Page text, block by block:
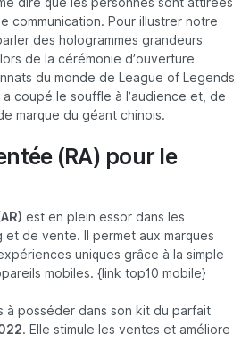
communication. Pour illustrer notre
des hologrammes grandeurs
de la cérémonie d’ouverture
du monde de League of Legends
coupé le souffle à l’audience et, de
marque du géant chinois.
(RA) pour le
est en plein essor dans les
de vente. Il permet aux marques
uniques grâce à la simple
mobiles. {link top10 mobile}
à posséder dans son kit du parfait
. Elle stimule les ventes et améliore